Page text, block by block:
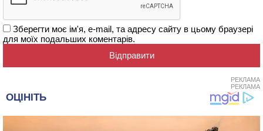
Зберегти моє ім'я, e-mail, та адресу сайту в цьому браузері
для моїх подальших коментарів.
РЕКЛАМА
РЕКЛАМА